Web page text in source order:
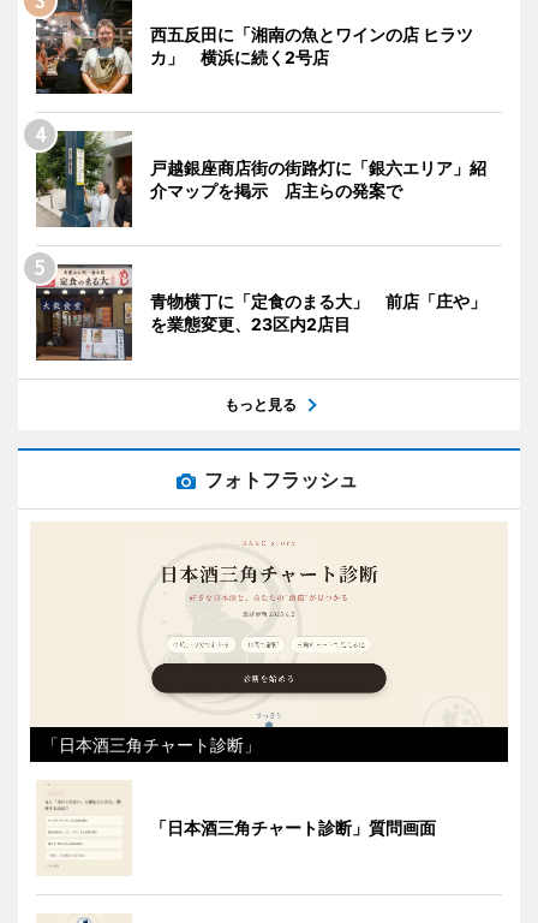
西五反田に「湘南の魚とワインの店 ヒラツ
カ」 横浜に続く2号店
戸越銀座商店街の街路灯に「銀六エリア」紹
介マップを掲示 店主らの発案で
青物横丁に「定食のまる大」 前店「庄や」
を業態変更、23区内2店目
もっと見る
フォトフラッシュ
「日本酒三角チャート診断」
「日本酒三角チャート診断」質問画面